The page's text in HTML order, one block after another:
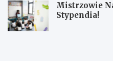
Mistrzowie
Stypendia!
N
J